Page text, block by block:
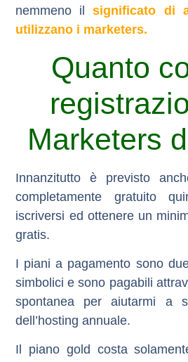
nemmeno ilsignificato di
utilizzano i marketers.
Quanto
Marketers
Innanzitutto è previsto
completamente gratuito
iscriversi ed ottenere un
gratis.
I piani a pagamento sono
simbolici e sono pagabili
spontanea per aiutarmi a
dell’hosting annuale.
Il piano gold costa